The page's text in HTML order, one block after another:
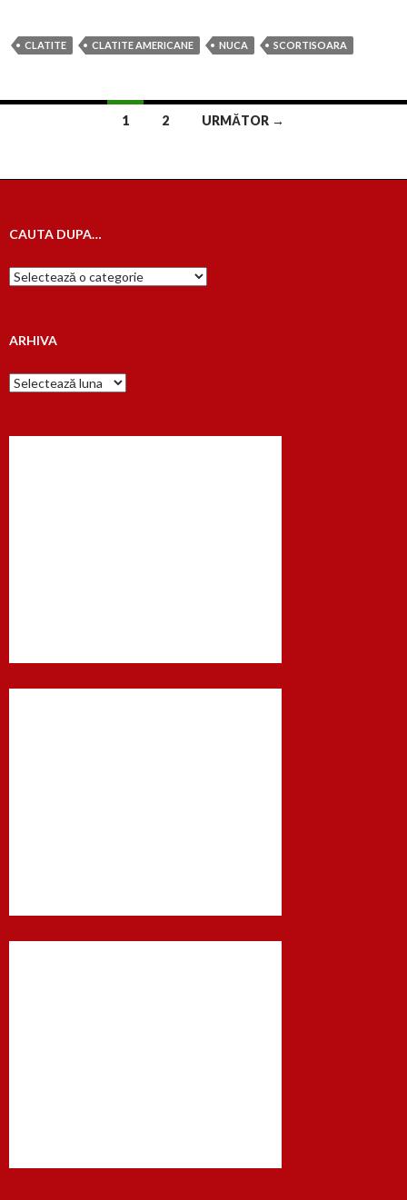
CLATITE CLATITE AMERICANE NUCA SCORTISOARA
articole
1 2 URMĂTOR →
CAUTA DUPA…
Cauta
dupa…
ARHIVA
Arhiva